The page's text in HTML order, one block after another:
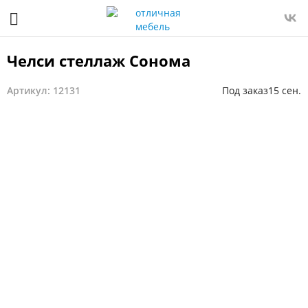
Челси стеллаж Сонома
Артикул: 12131 Под заказ15 сен.